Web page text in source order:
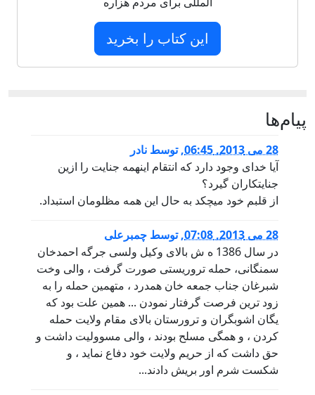
این کتاب را بخرید
پيام‌ها
28 می 2013, 06:45 ,توسط نادر
آیا خدای وجود دارد که انتقام اینهمه جنایت را ازین
جنایتکاران گیرد؟
از قلبم خود میچکد به حال این همه مظلومان استبداد.
28 می 2013, 07:08 ,توسط چمبرعلی
در سال 1386 ه ش بالای وکیل ولسی جرگه احمدخان
سمنگانی، حمله تروریستی صورت گرفت ، والی وخت
شبرغان جناب جمعه خان همدرد ، متهمین حمله را به
زود ترین فرصت گرفتار نمودن ... همین علت بود که
یگان اشوبگران و ترورستان بالای مقام ولایت حمله
کردن ، و همگی مسلح بودند ، والی مسوولیت داشت و
حق داشت که از حریم ولایت خود دفاع نماید ، و
شکست شرم اور بریش دادند...